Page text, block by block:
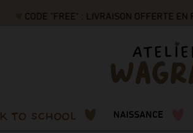
CODE "FREE" : LIVRAISON OFFERTE EN
TO SCHOOL NAISSANCE